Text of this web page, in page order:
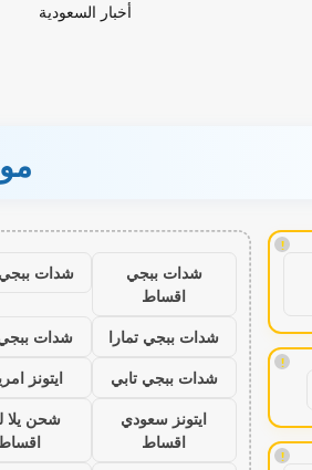
أخبار السعودية
!
!
!
شدات ببجي
اقساط
شدات ببجي
شدات ببجي تمارا
شدات
شدات ببجي تابي
ايتونز
ايتونز سعودي
اقساط
شحن يلا